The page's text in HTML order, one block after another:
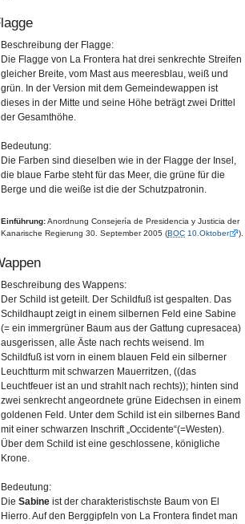
Beschreibung der Flagge:
Die Flagge von La Frontera hat drei senkrechte Streifen
gleicher Breite, vom Mast aus meeresblau, weiß und
grün. In der Version mit dem Gemeindewappen ist
dieses in der Mitte und seine Höhe beträgt zwei Drittel
der Gesamthöhe.
Bedeutung:
Die Farben sind dieselben wie in der Flagge der Insel,
die blaue Farbe steht für das Meer, die grüne für die
Berge und die weiße ist die der Schutzpatronin.
Einführung:Anordnung Consejería de Presidencia y Justicia der
Kanarische Regierung 30. September 2005 (BOC 10.Oktober ).
Beschreibung des Wappens:
Der Schild ist geteilt. Der Schildfuß ist gespalten. Das
Schildhaupt zeigt in einem silbernen Feld eine Sabine
(= ein immergrüner Baum aus der Gattung cupresacea)
ausgerissen, alle Äste nach rechts weisend. Im
Schildfuß ist vorn in einem blauen Feld ein silberner
Leuchtturm mit schwarzen Mauerritzen, ((das
Leuchtfeuer ist an und strahlt nach rechts)); hinten sind
zwei senkrecht angeordnete grüne Eidechsen in einem
goldenen Feld. Unter dem Schild ist ein silbernes Band
mit einer schwarzen Inschrift „Occidente“(=Westen).
Über dem Schild ist eine geschlossene, königliche
Krone.
Bedeutung:
Die Sabine ist der charakteristischste Baum von El
Hierro. Auf den Berggipfeln von La Frontera findet man